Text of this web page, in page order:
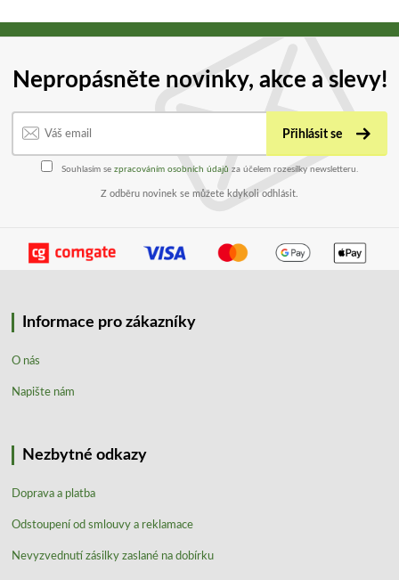
Nepropásněte novinky, akce a slevy!
Přihlásit se
Souhlasím se zpracováním osobních údajů za účelem rozesílky newsletteru.
Z odběru novinek se můžete kdykoli odhlásit.
Informace pro zákazníky
O nás
Napište nám
Nezbytné odkazy
Doprava a platba
Odstoupení od smlouvy a reklamace
Nevyzvednutí zásilky zaslané na dobírku